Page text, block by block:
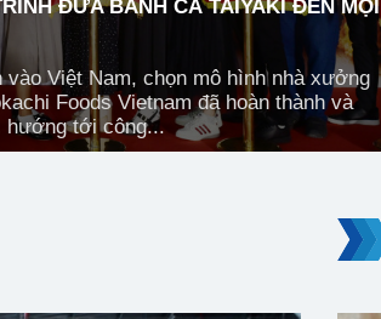
ĐƯA BÁNH CÁ TAIYAKI ĐẾN MỌI
Việt Nam, chọn mô hình nhà xưởng
Foods Vietnam đã hoàn thành và
hướng tới công...